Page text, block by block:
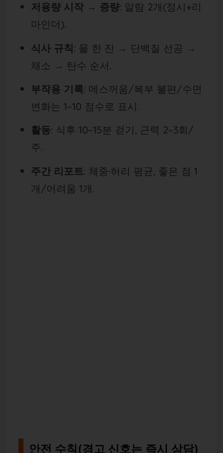
저용량 시작 → 증량: 알람 2개(정시+리
마인더).
식사 규칙: 물 한 잔 → 단백질 선공 →
채소 → 탄수 순서.
부작용 기록: 메스꺼움/복부 불편/수면
변화는 1~10 점수로 표시.
활동: 식후 10~15분 걷기, 근력 2~3회/
주.
주간 리포트: 체중·허리 평균, 좋은 점 1
개/어려움 1개.
안전 수칙(경고 신호는 즉시 상담)